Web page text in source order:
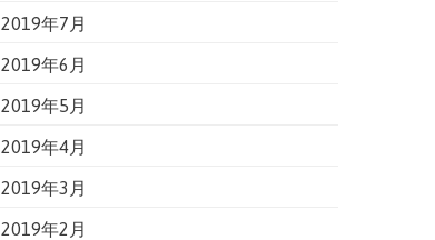
2019年7月
2019年6月
2019年5月
2019年4月
2019年3月
2019年2月